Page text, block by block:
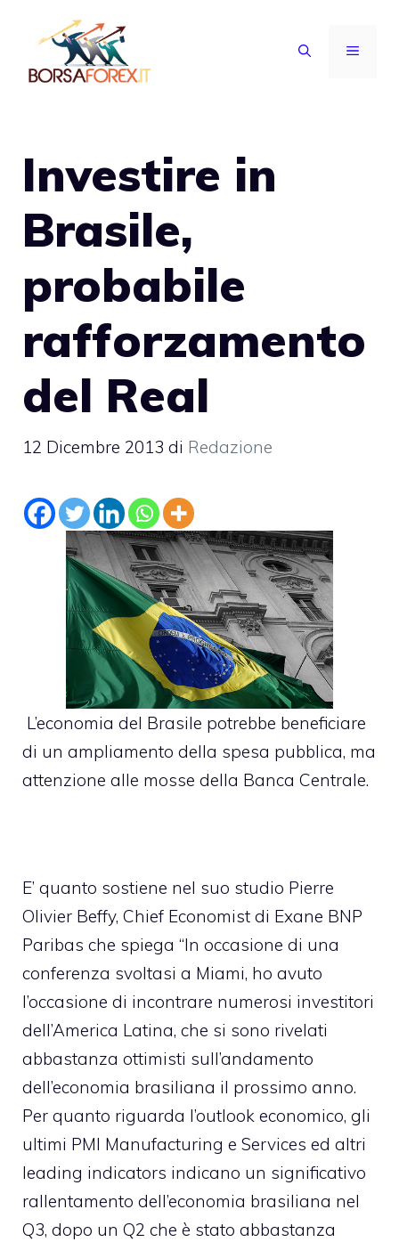
contenuto
MENU
Investire in
Brasile,
probabile
rafforzamento
del Real
12 Dicembre 2013 di Redazione
L’economia del Brasile potrebbe beneficiare
di un ampliamento della spesa pubblica, ma
attenzione alle mosse della Banca Centrale.
E’ quanto sostiene nel suo studio Pierre
Olivier Beffy, Chief Economist di Exane BNP
Paribas che spiega “In occasione di una
conferenza svoltasi a Miami, ho avuto
l’occasione di incontrare numerosi investitori
dell’America Latina, che si sono rivelati
abbastanza ottimisti sull’andamento
dell’economia brasiliana il prossimo anno.
Per quanto riguarda l’outlook economico, gli
ultimi PMI Manufacturing e Services ed altri
leading indicators indicano un significativo
rallentamento dell’economia brasiliana nel
Q3, dopo un Q2 che è stato abbastanza